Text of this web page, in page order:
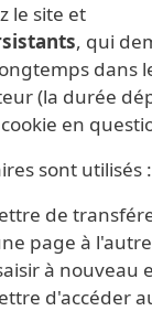
le site et
, qui
dans
(la durée
en
sont utilisés :
de
page à
à nouveau
d'accéder